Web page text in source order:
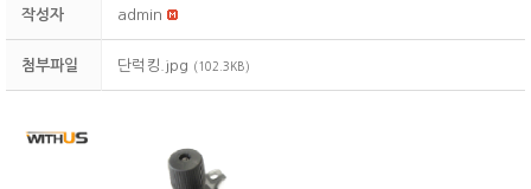
작성자 admin
첨부파일 단럭킹.jpg (102.3KB)